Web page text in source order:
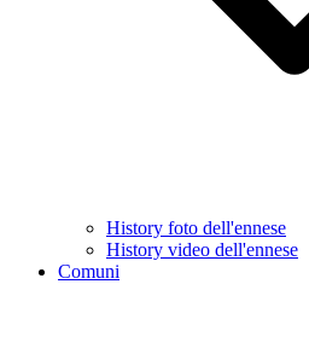
History foto dell'ennese
History video dell'ennese
Comuni